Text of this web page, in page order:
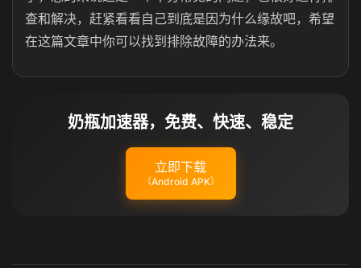
查和解决，赶紧看看自己到底是因为什么缘故吧，希望
在这篇文章中你可以找到排除故障的办法来。
奶瓶加速器，免费、快速、稳定
立即下载
（Android APK）